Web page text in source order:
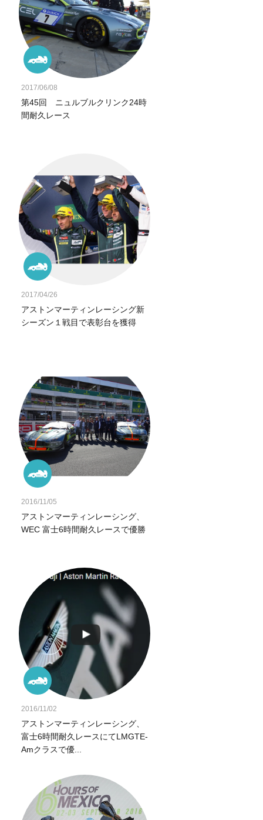
2017/06/08
第45回 ニュルブルクリンク24時
間耐久レース
2017/04/26
アストンマーティンレーシング新
シーズン１戦目で表彰台を獲得
2016/11/05
アストンマーティンレーシング、
WEC 富士6時間耐久レースで優勝
2016/11/02
アストンマーティンレーシング、
富士6時間耐久レースにてLMGTE-
Amクラスで優...